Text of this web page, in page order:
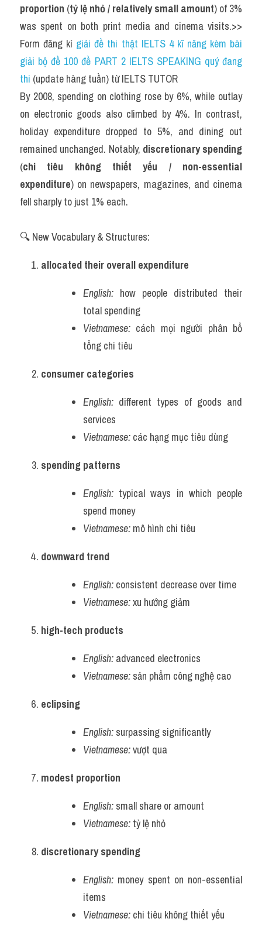
proportion (tỷ lệ nhỏ / relatively small amount) of 3%
was spent on both print media and cinema visits.>>
Form đăng kí giải đề thi thật IELTS 4 kĩ năng kèm bài
giải bộ đề 100 đề PART 2 IELTS SPEAKING quý đang
thi (update hàng tuần) từ IELTS TUTOR
By 2008, spending on clothing rose by 6%, while outlay
on electronic goods also climbed by 4%. In contrast,
holiday expenditure dropped to 5%, and dining out
remained unchanged. Notably, discretionary spending
(chi tiêu không thiết yếu / non-essential
expenditure) on newspapers, magazines, and cinema
fell sharply to just 1% each.
🔍 New Vocabulary & Structures:
allocated their overall expenditure
English: how people distributed their
total spending
Vietnamese: cách mọi người phân bổ
tổng chi tiêu
consumer categories
English: different types of goods and
services
Vietnamese: các hạng mục tiêu dùng
spending patterns
English: typical ways in which people
spend money
Vietnamese: mô hình chi tiêu
downward trend
English: consistent decrease over time
Vietnamese: xu hướng giảm
high-tech products
English: advanced electronics
Vietnamese: sản phẩm công nghệ cao
eclipsing
English: surpassing significantly
Vietnamese: vượt qua
modest proportion
English: small share or amount
Vietnamese: tỷ lệ nhỏ
discretionary spending
English: money spent on non-essential
items
Vietnamese: chi tiêu không thiết yếu